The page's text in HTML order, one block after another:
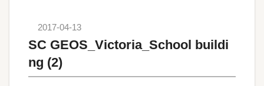
2017-04-13
SC GEOS_Victoria_School buildi
ng (2)